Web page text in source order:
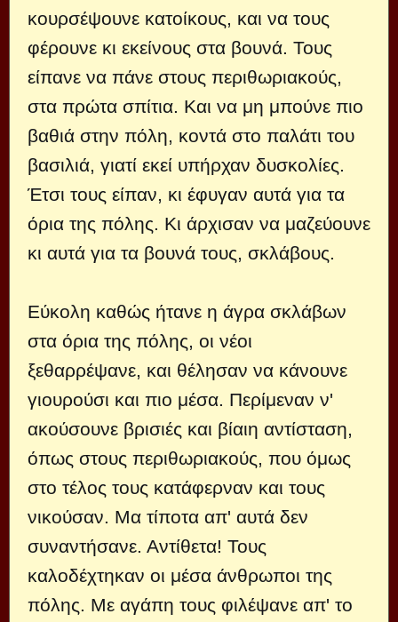
κουρσέψουνε κατοίκους, και να τους
φέρουνε κι εκείνους στα βουνά. Τους
είπανε να πάνε στους περιθωριακούς,
στα πρώτα σπίτια. Και να μη μπούνε πιο
βαθιά στην πόλη, κοντά στο παλάτι του
βασιλιά, γιατί εκεί υπήρχαν δυσκολίες.
Έτσι τους είπαν, κι έφυγαν αυτά για τα
όρια της πόλης. Κι άρχισαν να μαζεύουνε
κι αυτά για τα βουνά τους, σκλάβους.
Εύκολη καθώς ήτανε η άγρα σκλάβων
στα όρια της πόλης, οι νέοι
ξεθαρρέψανε, και θέλησαν να κάνουνε
γιουρούσι και πιο μέσα. Περίμεναν ν'
ακούσουνε βρισιές και βίαιη αντίσταση,
όπως στους περιθωριακούς, που όμως
στο τέλος τους κατάφερναν και τους
νικούσαν. Μα τίποτα απ' αυτά δεν
συναντήσανε. Αντίθετα! Τους
καλοδέχτηκαν οι μέσα άνθρωποι της
πόλης. Με αγάπη τους φιλέψανε απ' το